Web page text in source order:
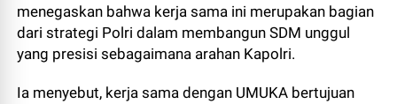
menegaskan bahwa kerja sama ini merupakan bagian
dari strategi Polri dalam membangun SDM unggul
yang presisi sebagaimana arahan Kapolri.
Ia menyebut, kerja sama dengan UMUKA bertujuan